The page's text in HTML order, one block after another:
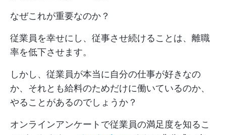
なぜこれが重要なのか？
従業員を幸せにし、従事させ続けることは、離職
率を低下させます。
しかし、従業員が本当に自分の仕事が好きなの
か、それとも給料のためだけに働いているのか、
やることがあるのでしょうか？
オンラインアンケートで従業員の満足度を知るこ